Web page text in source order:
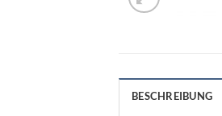
BESCHREIBUNG